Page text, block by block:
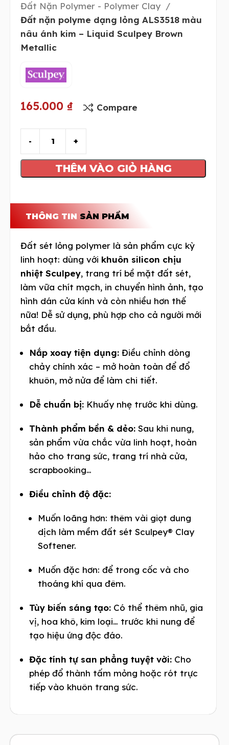
Đất Nặn Polymer - Polymer Clay
Đất nặn polyme dạng lỏng ALS3518 màu
nâu ánh kim – Liquid Sculpey Brown
Metallic
165.000 ₫ Compare
THÊM VÀO GIỎ HÀNG
THÔNG TIN SẢN PHẨM
Đất sét lỏng polymer là sản phẩm cực kỳ
linh hoạt: dùng với khuôn silicon chịu
nhiệt Sculpey, trang trí bề mặt đất sét,
làm vữa chít mạch, in chuyển hình ảnh, tạo
hình dán cửa kính và còn nhiều hơn thế
nữa! Dễ sử dụng, phù hợp cho cả người mới
bắt đầu.
Nắp xoay tiện dụng: Điều chỉnh dòng
chảy chính xác – mở hoàn toàn để đổ
khuôn, mở nửa để làm chi tiết.
Dễ chuẩn bị: Khuấy nhẹ trước khi dùng.
Thành phẩm bền & dẻo: Sau khi nung,
sản phẩm vừa chắc vừa linh hoạt, hoàn
hảo cho trang sức, trang trí nhà cửa,
scrapbooking…
Điều chỉnh độ đặc:
Muốn loãng hơn: thêm vài giọt dung
dịch làm mềm đất sét Sculpey® Clay
Softener.
Muốn đặc hơn: để trong cốc và cho
thoáng khí qua đêm.
Tùy biến sáng tạo: Có thể thêm nhũ, gia
vị, hoa khô, kim loại… trước khi nung để
tạo hiệu ứng độc đáo.
Đặc tính tự san phẳng tuyệt vời: Cho
phép đổ thành tấm mỏng hoặc rót trực
tiếp vào khuôn trang sức.